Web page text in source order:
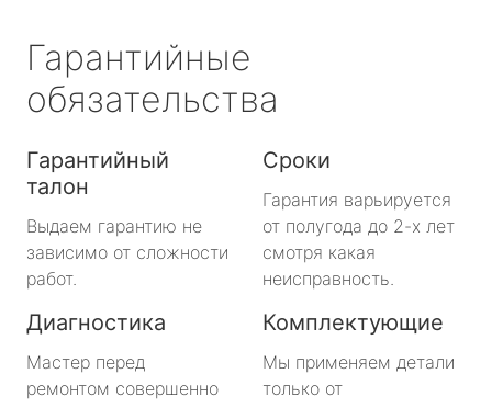
Гарантийные
обязательства
Гарантийный
талон
Выдаем гарантию не
зависимо от сложности
работ.
Сроки
Гарантия варьируется
от полугода до 2-х лет
смотря какая
неисправность.
Диагностика
Мастер перед
ремонтом совершенно
Комплектующие
Мы применяем детали
только от